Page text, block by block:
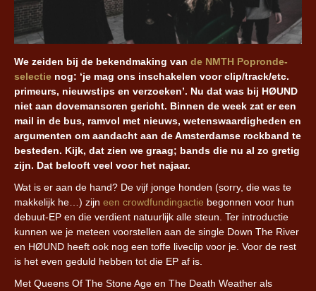
We zeiden bij de bekendmaking van de NMTH Popronde-
selectie nog: ‘je mag ons inschakelen voor clip/track/etc.
primeurs, nieuwstips en verzoeken’. Nu dat was bij HØUND
niet aan dovemansoren gericht. Binnen de week zat er een
mail in de bus, ramvol met nieuws, wetenswaardigheden en
argumenten om aandacht aan de Amsterdamse rockband te
besteden. Kijk, dat zien we graag; bands die nu al zo gretig
zijn. Dat belooft veel voor het najaar.
Wat is er aan de hand? De vijf jonge honden (sorry, die was te
makkelijk he…) zijn een crowdfundingactie begonnen voor hun
debuut-EP en die verdient natuurlijk alle steun. Ter introductie
kunnen we je meteen voorstellen aan de single Down The River
en HØUND heeft ook nog een toffe liveclip voor je. Voor de rest
is het even geduld hebben tot die EP af is.
Met Queens Of The Stone Age en The Death Weather als